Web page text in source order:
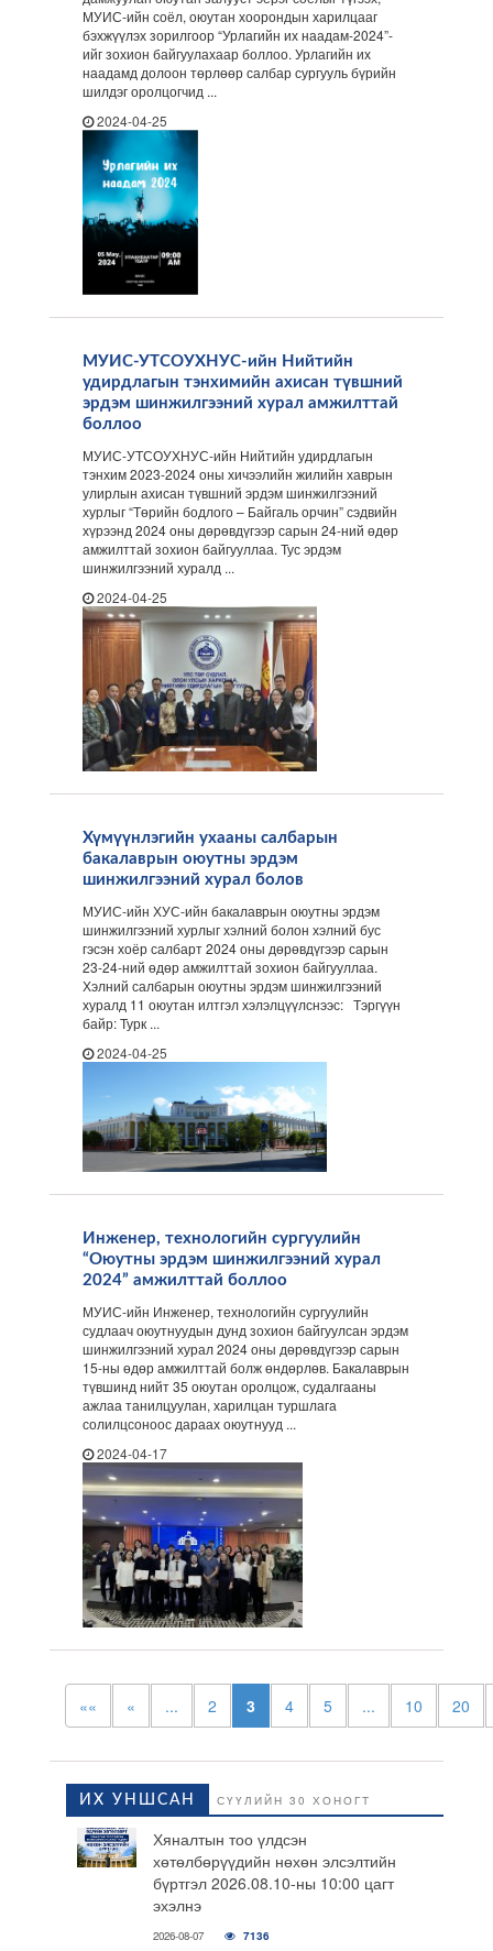
МУИС-ийн соёл, оюутан хоорондын харилцааг
бэхжүүлэх зорилгоор “Урлагийн их наадам-2024”-
ийг зохион байгуулахаар боллоо. Урлагийн их
наадамд долоон төрлөөр салбар сургууль бүрийн
шилдэг оролцогчид ...
2024-04-25
МУИС-УТСОУХНУС-ийн Нийтийн
удирдлагын тэнхимийн ахисан түвшний
эрдэм шинжилгээний хурал амжилттай
боллоо
МУИС-УТСОУХНУС-ийн Нийтийн удирдлагын
тэнхим 2023-2024 оны хичээлийн жилийн хаврын
улирлын ахисан түвшний эрдэм шинжилгээний
хурлыг “Төрийн бодлого – Байгаль орчин” сэдвийн
хүрээнд 2024 оны дөрөвдүгээр сарын 24-ний өдөр
амжилттай зохион байгууллаа. Тус эрдэм
шинжилгээний хуралд ...
2024-04-25
Хүмүүнлэгийн ухааны салбарын
бакалаврын оюутны эрдэм
шинжилгээний хурал болов
МУИС-ийн ХУС-ийн бакалаврын оюутны эрдэм
шинжилгээний хурлыг хэлний болон хэлний бус
гэсэн хоёр салбарт 2024 оны дөрөвдүгээр сарын
23-24-ний өдөр амжилттай зохион байгууллаа.
Хэлний салбарын оюутны эрдэм шинжилгээний
хуралд 11 оюутан илтгэл хэлэлцүүлснээс: Тэргүүн
байр: Турк ...
2024-04-25
Инженер, технологийн сургуулийн
“Оюутны эрдэм шинжилгээний хурал
2024” амжилттай боллоо
МУИС-ийн Инженер, технологийн сургуулийн
судлаач оюутнуудын дунд зохион байгуулсан эрдэм
шинжилгээний хурал 2024 оны дөрөвдүгээр сарын
15-ны өдөр амжилттай болж өндөрлөв. Бакалаврын
түвшинд нийт 35 оюутан оролцож, судалгааны
ажлаа танилцуулан, харилцан туршлага
солилцсоноос дараах оюутнууд ...
2024-04-17
«« « ... 2 3 4 5 ... 10 20
ИХ УНШСАН СҮҮЛИЙН 30 ХОНОГТ
Хяналтын тоо үлдсэн
хөтөлбөрүүдийн нөхөн элсэлтийн
бүртгэл 2026.08.10-ны 10:00 цагт
эхэлнэ
2026-08-07 7136